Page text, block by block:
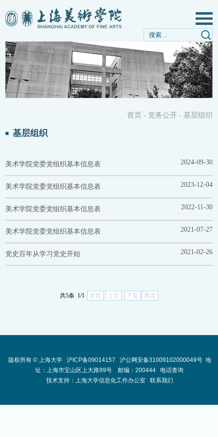
基层组织
首页 - 党务公开- 基层组织
美术学院党委党组织基本信息表 2024-09-30
美术学院党委党组织基本信息表 2023-12-04
美术学院党委党组织基本信息表 2022-11-30
美术学院党委党组织基本信息表 2021-07-27
党史百年从学习党史开始 2021-02-26
共5条 1/1 首页 上页 下页 尾页
版权所有 © 上海大学 沪ICP备09014157 沪公网安备31009102000049号 地
址：上海市宝山区上大路99号 邮编：200444 电话查询
技术支持： 上海大学信息化工作办公室 联系我们